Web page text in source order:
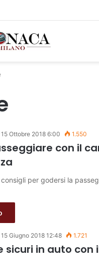
15 Ottobre 2018 6:00 1.550
con il
per godersi la
15 Giugno 2018 12:48 1.721
sicuri in auto con